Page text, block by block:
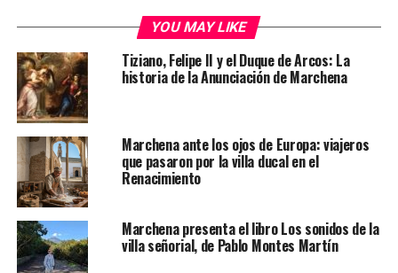
YOU MAY LIKE
Tiziano, Felipe II y el Duque de Arcos: La
historia de la Anunciación de Marchena
Marchena ante los ojos de Europa: viajeros
que pasaron por la villa ducal en el
Renacimiento
Marchena presenta el libro Los sonidos de la
villa señorial, de Pablo Montes Martín